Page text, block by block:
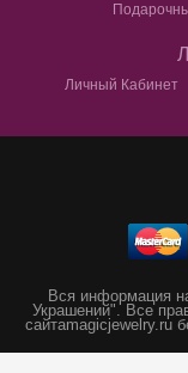
Личный Кабинет
Вся информация
Украшений". Все
сайтаmagicjewelry.ru